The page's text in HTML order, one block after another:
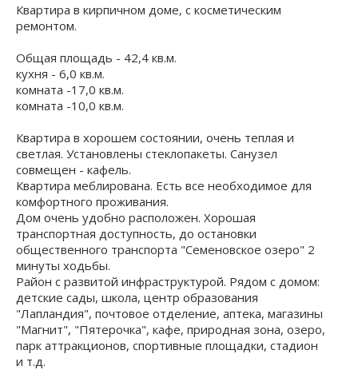
Квартира в кирпичном доме, с косметическим
ремонтом.
Общая площадь - 42,4 кв.м.
кухня - 6,0 кв.м.
комната -17,0 кв.м.
комната -10,0 кв.м.
Квартира в хорошем состоянии, очень теплая и
светлая. Установлены стеклопакеты. Санузел
совмещен - кафель.
Квартира меблирована. Есть все необходимое для
комфортного проживания.
Дом очень удобно расположен. Хорошая
транспортная доступность, до остановки
общественного транспорта "Семеновское озеро" 2
минуты ходьбы.
Район с развитой инфраструктурой. Рядом с домом:
детские сады, школа, центр образования
"Лапландия", почтовое отделение, аптека, магазины
"Магнит", "Пятерочка", кафе, природная зона, озеро,
парк аттракционов, спортивные площадки, стадион
и т.д.